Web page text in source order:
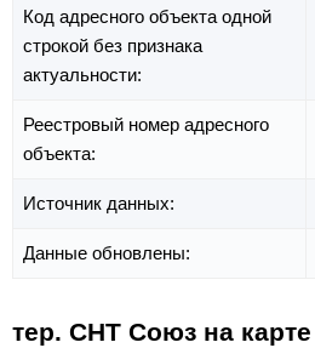
Код адресного объекта одной
строкой без признака
актуальности:
Реестровый номер адресного
объекта:
Источник данных:
Данные обновлены:
тер. СНТ Союз на карте